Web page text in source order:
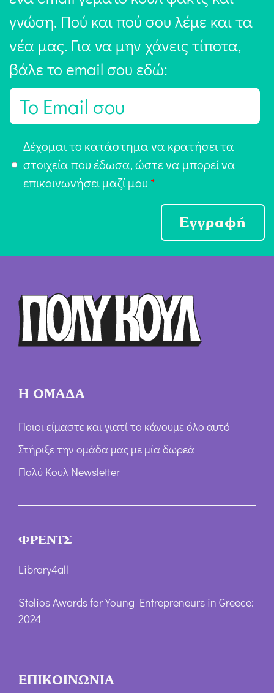
γνώση. Πού και πού σου λέμε και τα
νέα μας. Για να μην χάνεις τίποτα,
βάλε το email σου εδώ:
E
π
ή
Δέχομαι το κατάστημα να κρατήσει τα
στοιχεία που έδωσα, ώστε να μπορεί να
επικοινωνήσει μαζί μου *
Εγγραφή
Η ΟΜΑΔΑ
Ποιοι είμαστε και γιατί το κάνουμε όλο αυτό
Στήριξε την ομάδα μας με μία δωρεά
Πολύ Κουλ Newsletter
ΦΡΕΝΤΣ
Library4all
Stelios Awards for Young Entrepreneurs in Greece:
2024
ΕΠΙΚΟΙΝΩΝΙΑ